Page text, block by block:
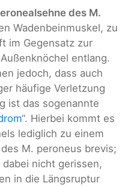
des M.
Wadenbeinmuskel, zu
im Gegensatz zur
entlang.
jedoch, dass auch
häufige Verletzung
ist das sogenannte
“. Hierbei kommt es
lediglich zu einem
M. peroneus brevis;
nicht gerissen,
in die Längsruptur